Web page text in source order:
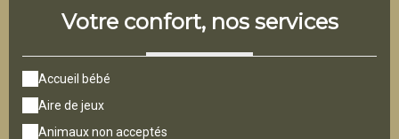
Votre confort, nos services
Accueil bébé
Aire de jeux
Animaux non acceptés